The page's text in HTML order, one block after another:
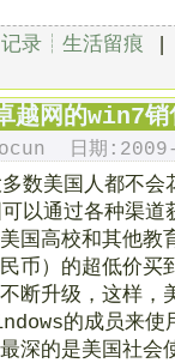
记录┊生活留痕
越网的win7销
日期
数美国人都不
以通过各种渠
国高校和其他教
民币）的超低价
断升级，这样，
的成员来使
深的是美国社